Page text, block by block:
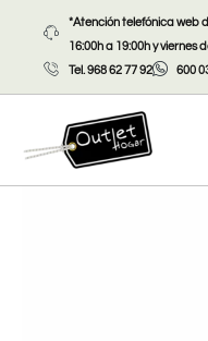
contenido
*Atención telefónica web
16:00h a 19:00h y viernes
Tel. 968 62 77 92
600